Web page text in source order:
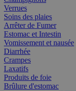
Verrues
Soins des plaies
Arrêter de Fumer
Estomac et Intestin
Vomissement et nausée
Diarrhée
Crampes
Laxatifs
Produits de foie
Brûlure d'estomac